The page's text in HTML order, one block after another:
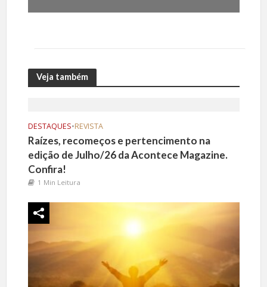
Veja também
DESTAQUES•REVISTA
Raízes, recomeços e pertencimento na
edição de Julho/26 da Acontece Magazine.
Confira!
1 Min Leitura